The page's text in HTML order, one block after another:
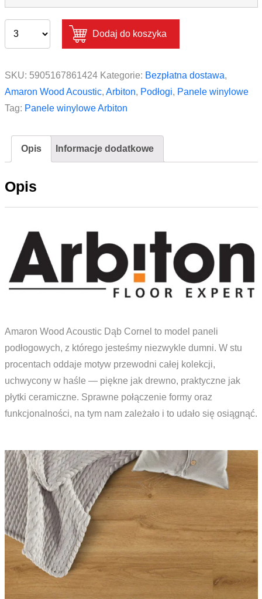
Dodaj do koszyka
SKU: 5905167861424 Kategorie: Bezpłatna dostawa,
Amaron Wood Acoustic, Arbiton, Podłogi, Panele winylowe
Tag: Panele winylowe Arbiton
Opis Informacje dodatkowe
Opis
Amaron Wood Acoustic Dąb Cornel to model paneli
podłogowych, z którego jesteśmy niezwykle dumni. W stu
procentach oddaje motyw przewodni całej kolekcji,
uchwycony w haśle — piękne jak drewno, praktyczne jak
płytki ceramiczne. Sprawne połączenie formy oraz
funkcjonalności, na tym nam zależało i to udało się osiągnąć.